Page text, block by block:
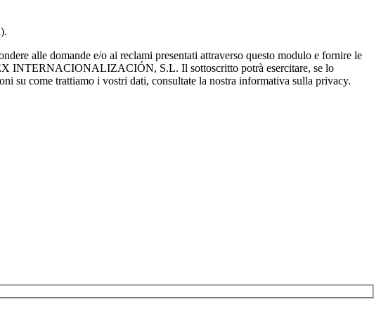
alle domande e/o ai reclami presentati attraverso questo modulo e fornire le
INTERNACIONALIZACIÓN, S.L. Il sottoscritto potrà esercitare, se lo
su come trattiamo i vostri dati, consultate la nostra informativa sulla privacy.